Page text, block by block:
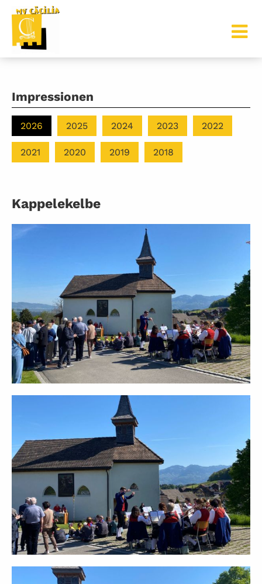
Impressionen
2026 2025 2024 2023 2022
2021 2020 2019 2018
Kappelekelbe